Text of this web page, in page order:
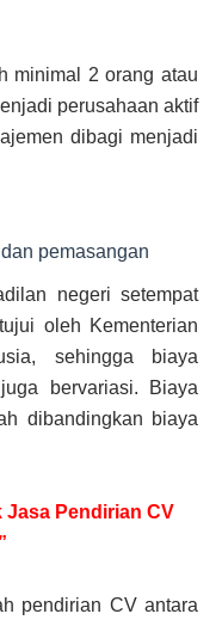
minimal 2 orang atau
perusahaan aktif
dibagi menjadi
pemasangan
negeri setempat
oleh Kementerian
sehingga biaya
bervariasi. Biaya
dibandingkan biaya
Pendirian CV
pendirian CV antara